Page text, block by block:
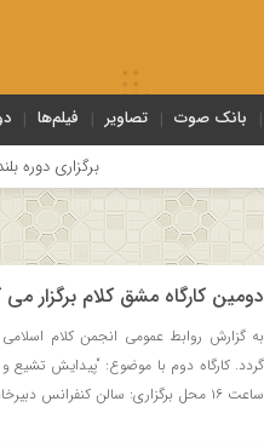
بانک صوت تصاویر فیلم‌ها
برگزاری دوره
دومین کارگاه مشق کلام برگزار می
به گزارش روابط عمومی انجمن کلام
ساعت ۱۶ محل برگزاری: سالن کنفرانس دبیرخانه انجمن های علمی حوزه